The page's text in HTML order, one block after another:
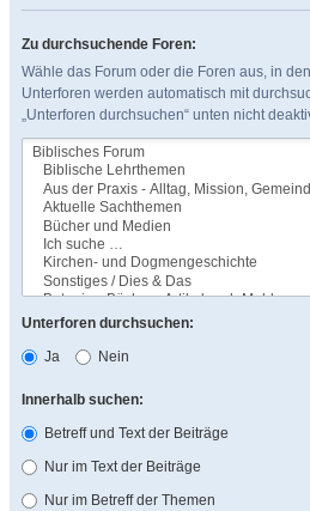
Zu durchsuchende Foren:
Wähle das Forum oder die Foren aus, in
Unterforen werden automatisch mit
„Unterforen durchsuchen“ unten nicht
Unterforen durchsuchen:
Ja
Nein
Innerhalb suchen:
Betreff und Text der Beiträge
Nur im Text der Beiträge
Nur im Betreff der Themen